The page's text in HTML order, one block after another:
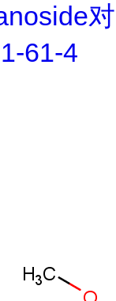
61-4